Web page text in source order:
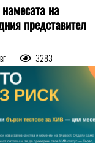
на
представител
3283